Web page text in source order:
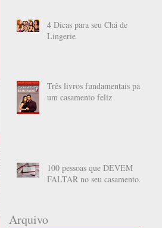
4 Dicas para seu Chá de
Lingerie
Três livros fundamentais para
um casamento feliz
100 pessoas que DEVEM
FALTAR no seu casamento.
Arquivo